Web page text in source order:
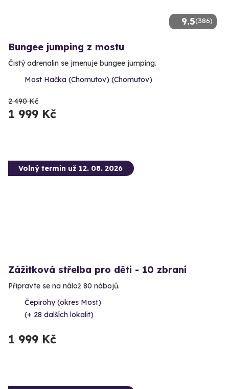
9.5(386)
Bungee jumping z mostu
Čistý adrenalin se jmenuje bungee jumping.
Most Hačka (Chomutov) (Chomutov)
2 490 Kč
1 999 Kč
Volný termín už 12. 08. 2026
Zážitková střelba pro děti - 10 zbraní
Připravte se na nálož 80 nábojů.
Čepirohy (okres Most)
(+ 28 dalších lokalit)
1 999 Kč